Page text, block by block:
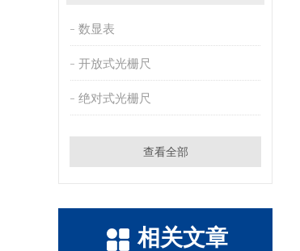
数显表
开放式光栅尺
绝对式光栅尺
查看全部
相关文章